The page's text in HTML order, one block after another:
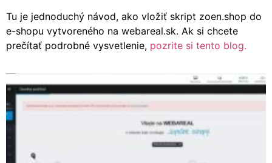
Tu je jednoduchý návod, ako vložiť skript zoen.shop do
e-shopu vytvoreného na webareal.sk. Ak si chcete
prečítať podrobné vysvetlenie, pozrite si tento blog.